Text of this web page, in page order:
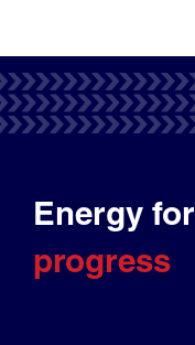
Energy for
progress